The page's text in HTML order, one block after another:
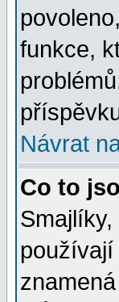
funkce,
Návrat
Co to